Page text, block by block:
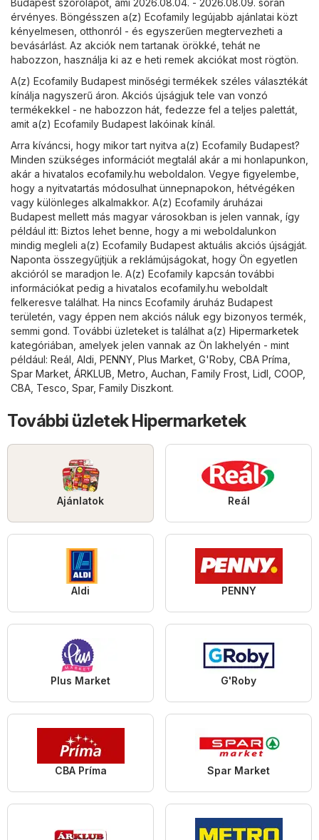
Budapest szórólapot, ami 2026.08.04. - 2026.08.09. során
érvényes. Böngésszen a(z) Ecofamily legújabb ajánlatai közt
kényelmesen, otthonról - és egyszerűen megtervezheti a
bevásárlást. Az akciók nem tartanak örökké, tehát ne
habozzon, használja ki az e heti remek akciókat most rögtön.
A(z) Ecofamily Budapest minőségi termékek széles választékát
kínálja nagyszerű áron. Akciós újságjuk tele van vonzó
termékekkel - ne habozzon hát, fedezze fel a teljes palettát,
amit a(z) Ecofamily Budapest lakóinak kínál.
Arra kíváncsi, hogy mikor tart nyitva a(z) Ecofamily Budapest?
Minden szükséges információt megtalál akár a mi honlapunkon,
akár a hivatalos ecofamily.hu weboldalon. Vegye figyelembe,
hogy a nyitvatartás módosulhat ünnepnapokon, hétvégéken
vagy különleges alkalmakkor. A(z) Ecofamily áruházai
Budapest mellett más magyar városokban is jelen vannak, így
például itt: Biztos lehet benne, hogy a mi weboldalunkon
mindig megleli a(z) Ecofamily Budapest aktuális akciós újságját.
Naponta összegyűjtjük a reklámújságokat, hogy Ön egyetlen
akcióról se maradjon le. A(z) Ecofamily kapcsán további
információkat pedig a hivatalos ecofamily.hu weboldalt
felkeresve találhat. Ha nincs Ecofamily áruház Budapest
területén, vagy éppen nem akciós náluk egy bizonyos termék,
semmi gond. További üzleteket is találhat a(z) Hipermarketek
kategóriában, amelyek jelen vannak az Ön lakhelyén - mint
például: Reál Aldi PENNY Plus Market G'Roby, CBA Príma
Spar Market ÁRKLUB Metro Auchan Family Frost Lidl COOP
CBA Tesco Spar, Family Diszkont.
További üzletek Hipermarketek
Ajánlatok Reál
Aldi PENNY
Plus Market G'Roby
CBA Príma Spar Market